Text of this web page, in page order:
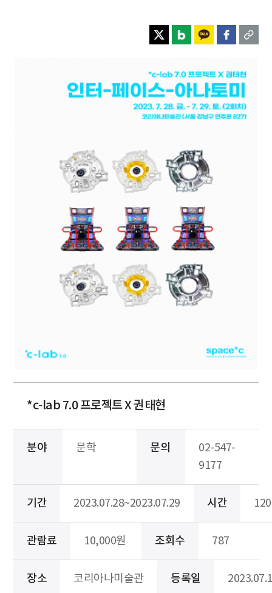
*c-lab 7.0 프로젝트 X 권태현
분야 문학 문의
02-547-
9177
기간 2023.07.28~2023.07.29 시간
관람료 10,000원 조회수 787
장소 코리아나미술관 등록일